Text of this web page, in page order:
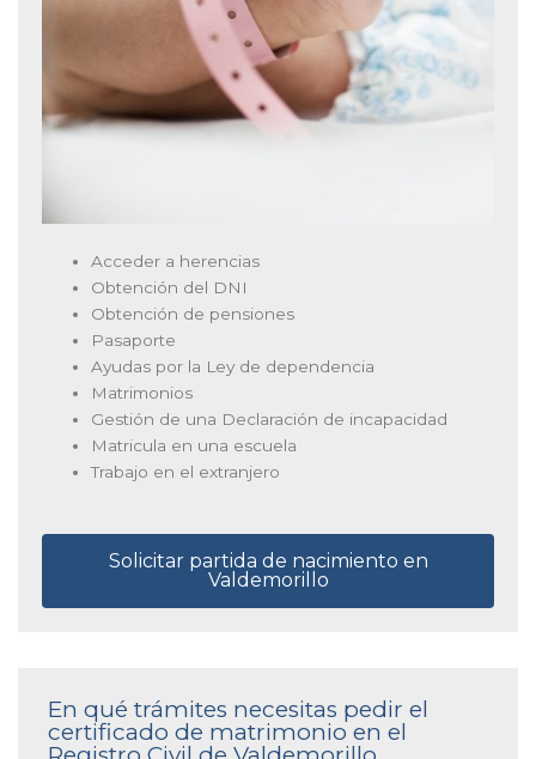
Acceder a herencias
Obtención del DNI
Obtención de pensiones
Pasaporte
Ayudas por la Ley de dependencia
Matrimonios
Gestión de una Declaración de incapacidad
Matricula en una escuela
Trabajo en el extranjero
Solicitar partida de nacimiento en
Valdemorillo
En qué trámites necesitas pedir el
certificado de matrimonio en el